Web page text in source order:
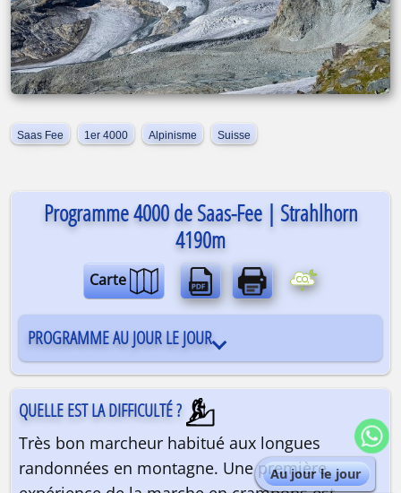
Au jour le jour
Saas Fee 1er 4000 Alpinisme Suisse
Programme 4000 de Saas-Fee | Strahlhorn
4190m
Carte
PROGRAMME AU JOUR LE JOUR
QUELLE EST LA DIFFICULTÉ ?
Très bon marcheur habitué aux longues
randonnées en montagne. Une première